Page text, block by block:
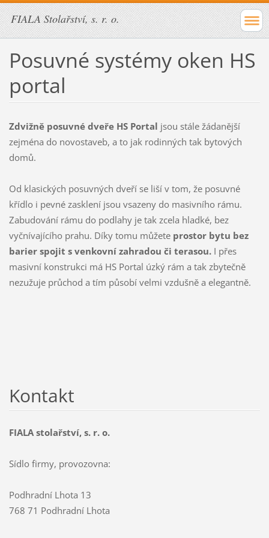
FIALA Stolařství, s. r. o.
Posuvné systémy oken HS
portal
Zdvižně posuvné dveře HS Portal jsou stále žádanější
zejména do novostaveb, a to jak rodinných tak bytových
domů.
Od klasických posuvných dveří se liší v tom, že posuvné
křídlo i pevné zasklení jsou vsazeny do masivního rámu.
Zabudování rámu do podlahy je tak zcela hladké, bez
vyčnívajícího prahu. Díky tomu můžete prostor bytu bez
barier spojit s venkovní zahradou či terasou.I přes
masivní konstrukci má HS Portal úzký rám a tak zbytečně
nezužuje průchod a tím působí velmi vzdušně a elegantně.
Kontakt
FIALA stolařství, s. r. o.
Sídlo firmy, provozovna:
Podhradní Lhota 13
768 71 Podhradní Lhota